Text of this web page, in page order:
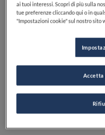
VEDI SULLA MAPPA
Food Awards Guide
ai tuoi interessi. Scopri di più sulla
tue preferenze cliccando qui o in
"Impostazioni cookie" sul nostro sito